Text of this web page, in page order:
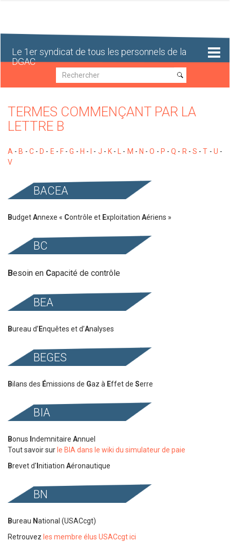
Le 1er syndicat de tous les personnels de la
DGAC
Recherche
Recherche
TERMES COMMENÇANT PAR LA
LETTRE B
A - B - C- D - E - F-G - H - - J - K- - M - N -O - P -Q - R -S -T - U -
V
BACEA
BudgetAnnexe « Contrôle et Exploitation Aériens »
BC
Besoin en Capacité de contrôle
BEA
Bureau d’ Enquêtes et d’Analyses
BEGES
Bilans des Émissions de Gaz à Effet de Serre
BIA
Bonus ndemnitaire Annuel
Tout savoir sur le BIA dans le wiki du simulateur de paie
Brevet d' nitiation Aéronautique
BN
Bureau National (USACcgt)
Retrouvez les membre élus USACcgt ici